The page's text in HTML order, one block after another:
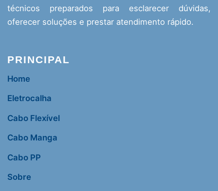
técnicos preparados para esclarecer dúvidas,
oferecer soluções e prestar atendimento rápido.
PRINCIPAL
Home
Eletrocalha
Cabo Flexível
Cabo Manga
Cabo PP
Sobre